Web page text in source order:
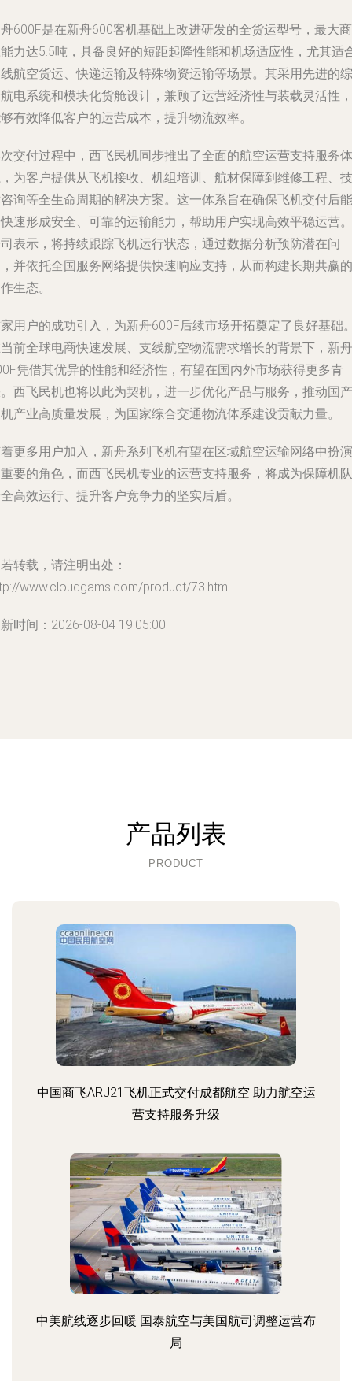
600F是在新舟600客机基础上改进研发的全货运型号，最大商
力达5.5吨，具备良好的短距起降性能和机场适应性，尤其适
航空货运、快递运输及特殊物资运输等场景。其采用先进的综
电系统和模块化货舱设计，兼顾了运营经济性与装载灵活性，
有效降低客户的运营成本，提升物流效率。
交付过程中，西飞民机同步推出了全面的航空运营支持服务体
为客户提供从飞机接收、机组培训、航材保障到维修工程、技
询等全生命周期的解决方案。这一体系旨在确保飞机交付后能
速形成安全、可靠的运输能力，帮助用户实现高效平稳运营。
表示，将持续跟踪飞机运行状态，通过数据分析预防潜在问
并依托全国服务网络提供快速响应支持，从而构建长期共赢的
生态。
用户的成功引入，为新舟600F后续市场开拓奠定了良好基础
前全球电商快速发展、支线航空物流需求增长的背景下，新舟
凭借其优异的性能和经济性，有望在国内外市场获得更多青
西飞民机也将以此为契机，进一步优化产品与服务，推动国产
产业高质量发展，为国家综合交通物流体系建设贡献力量。
更多用户加入，新舟系列飞机有望在区域航空运输网络中扮演
要的角色，而西飞民机专业的运营支持服务，将成为保障机队
高效运行、提升客户竞争力的坚实后盾。
转载，请注明出处：
www.cloudgams.com/product/73.html
时间：2026-08-04 19:05:00
产品列表
PRODUCT
中国商飞ARJ21飞机正式交付成都航空 助力航空运
营支持服务升级
中美航线逐步回暖 国泰航空与美国航司调整运营布
局